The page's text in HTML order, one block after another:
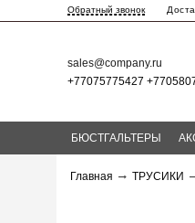
Обратный звонок
sales@company.ru
+77075775427
БЮСТГАЛЬТЕРЫ
Главная ТРУСИКИ